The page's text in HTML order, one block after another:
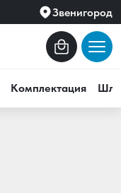
Звенигород
Комплектация